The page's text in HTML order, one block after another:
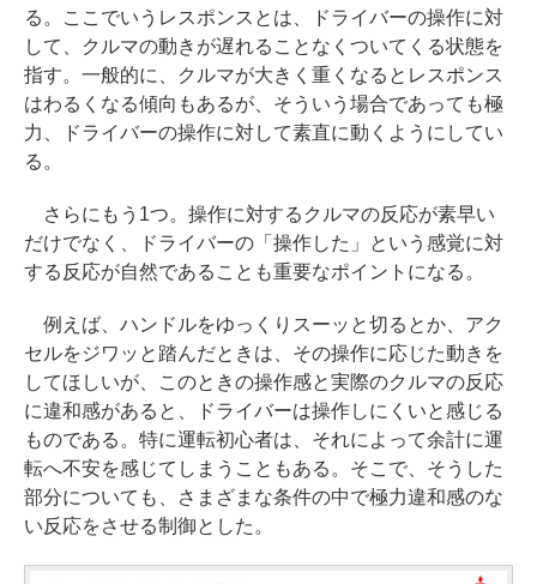
る。ここでいうレスポンスとは、ドライバーの操作に対
して、クルマの動きが遅れることなくついてくる状態を
指す。一般的に、クルマが大きく重くなるとレスポンス
はわるくなる傾向もあるが、そういう場合であっても極
力、ドライバーの操作に対して素直に動くようにしてい
る。
さらにもう1つ。操作に対するクルマの反応が素早い
だけでなく、ドライバーの「操作した」という感覚に対
する反応が自然であることも重要なポイントになる。
例えば、ハンドルをゆっくりスーッと切るとか、アク
セルをジワッと踏んだときは、その操作に応じた動きを
してほしいが、このときの操作感と実際のクルマの反応
に違和感があると、ドライバーは操作しにくいと感じる
ものである。特に運転初心者は、それによって余計に運
転へ不安を感じてしまうこともある。そこで、そうした
部分についても、さまざまな条件の中で極力違和感のな
い反応をさせる制御とした。